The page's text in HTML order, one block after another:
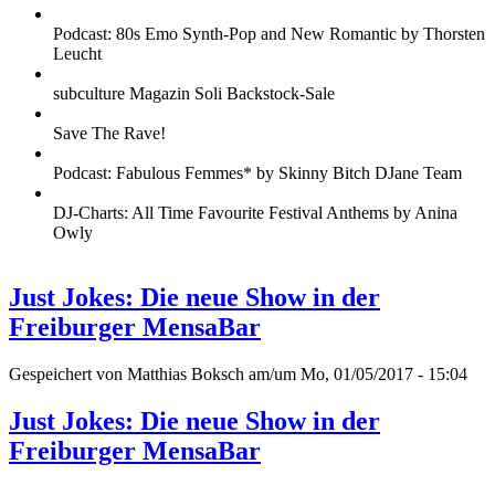
Podcast: 80s Emo Synth-Pop and New Romantic by Thorsten
Leucht
subculture Magazin Soli Backstock-Sale
Save The Rave!
Podcast: Fabulous Femmes* by Skinny Bitch DJane Team
DJ-Charts: All Time Favourite Festival Anthems by Anina
Owly
Just Jokes: Die neue Show in der
Freiburger MensaBar
Gespeichert von Matthias Boksch am/um Mo, 01/05/2017 - 15:04
Just Jokes: Die neue Show in der
Freiburger MensaBar